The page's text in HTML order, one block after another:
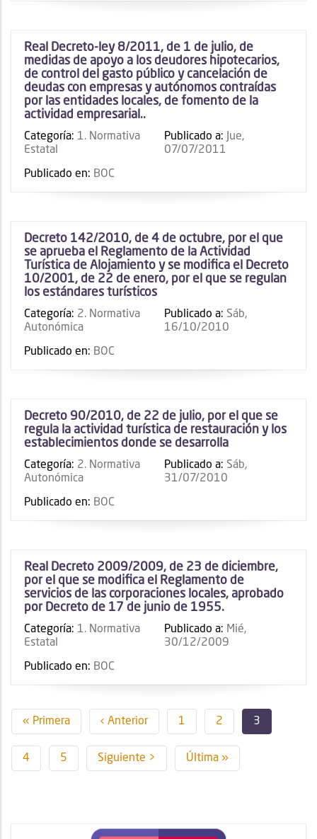
Real Decreto-ley 8/2011, de 1 de julio, de
medidas de apoyo a los deudores hipotecarios,
de control del gasto público y cancelación de
deudas con empresas y autónomos contraídas
por las entidades locales, de fomento de la
actividad empresarial..
Categoría: 1. Normativa
Estatal
Publicado en: BOC
Publicado a:
Jue,
07/07/2011
Decreto 142/2010, de 4 de octubre, por el que
se aprueba el Reglamento de la Actividad
Turística de Alojamiento y se modifica el Decreto
10/2001, de 22 de enero, por el que se regulan
los estándares turísticos
Categoría: 2. Normativa
Autonómica
Publicado en: BOC
Publicado a: Sáb,
16/10/2010
Decreto 90/2010, de 22 de julio, por el que se
regula la actividad turística de restauración y los
establecimientos donde se desarrolla
Categoría: 2. Normativa
Autonómica
Publicado en: BOC
Publicado a: Sáb,
31/07/2010
Real Decreto 2009/2009, de 23 de diciembre,
por el que se modifica el Reglamento de
servicios de las corporaciones locales, aprobado
por Decreto de 17 de junio de 1955.
Categoría: 1. Normativa
Estatal
Publicado en: BOC
Publicado a: Mié,
30/12/2009
Paginación
Primera
página
« Primera Página
anterior
‹ Anterior Page
1 Page
2 Página
3
Page
4 Page
5 Siguiente
Siguiente > Última
Última »